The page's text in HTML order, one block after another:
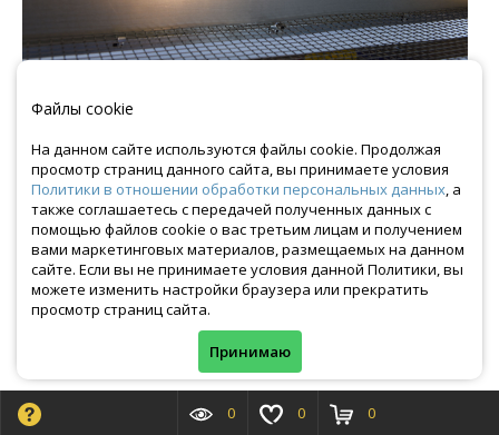
0 0 0
Файлы cookie
На данном сайте используются файлы cookie. Продолжая
просмотр страниц данного сайта, вы принимаете условия
Политики в отношении обработки персональных данных, а
также соглашаетесь с передачей полученных данных с
помощью файлов cookie о вас третьим лицам и получением
вами маркетинговых материалов, размещаемых на данном
сайте. Если вы не принимаете условия данной Политики, вы
можете изменить настройки браузера или прекратить
просмотр страниц сайта.
Принимаю